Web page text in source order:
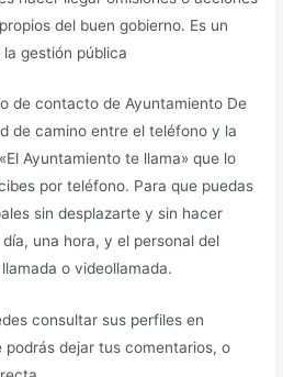
del buen gobierno. Es un
gestión pública
de contacto de Ayuntamiento De
de camino entre el teléfono y la
Ayuntamiento te llama» que lo
por teléfono. Para que puedas
sin desplazarte y sin hacer
una hora, y el personal del
o videollamada.
consultar sus perfiles en
podrás dejar tus comentarios, o